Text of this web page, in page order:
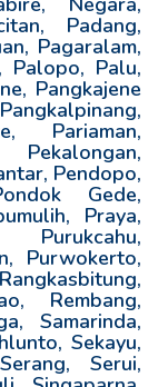
Padang,
Pagaralam,
Palopo, Palu,
Pangkajene
Pariaman,
Pendopo,
Gede,
Praya,
Purwokerto,
Rembang,
Samarinda,
Sekayu,
Serui,